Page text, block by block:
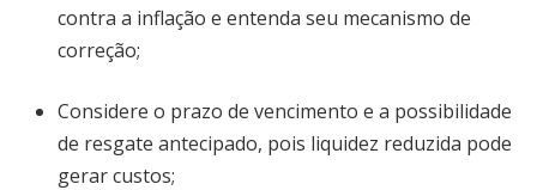
contra a inflação e entenda seu mecanismo de
correção;
Considere o prazo de vencimento e a possibilidade
de resgate antecipado, pois liquidez reduzida pode
gerar custos;